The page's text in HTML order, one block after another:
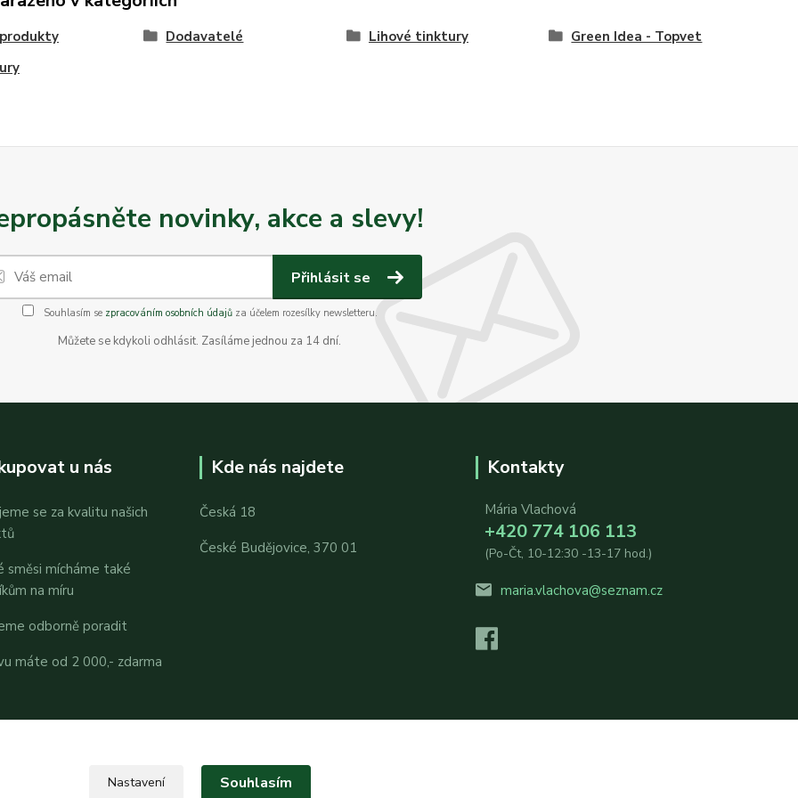
Dodavatelé Lihové tinktury
Green Idea - Topvet
novinky, akce a slevy!
Přihlásit se
Souhlasím se zpracováním osobních údajůza účelem rozesílky newsletteru.
Můžete se kdykoli odhlásit. Zasíláme jednou za 14 dní.
u nás
se za kvalitu našich
směsi mícháme také
na míru
odborně poradit
máte od 2 000,- zdarma
Kde nás najdete
Česká 18
České Budějovice, 370 01
Kontakty
Mária Vlachová
+420 774 106 113
(Po-Čt, 10-12:30 -13-17 hod.)
maria.vlachova@seznam.cz
Nastavení Souhlasím